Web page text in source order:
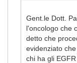
Gent.le Dott.
l'oncologo che
detto che
evidenziato
chi ha gli